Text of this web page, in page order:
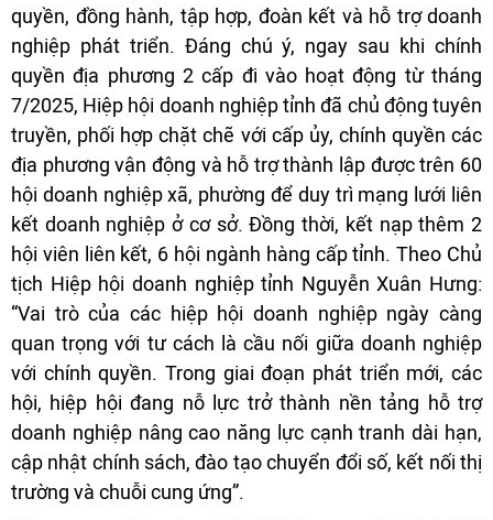
quyền, đồng hành, tập hợp, đoàn kết và hỗ trợ doanh
nghiệp phát triển. Đáng chú ý, ngay sau khi chính
quyền địa phương 2 cấp đi vào hoạt động từ tháng
7/2025, Hiệp hội doanh nghiệp tỉnh đã chủ động tuyên
truyền, phối hợp chặt chẽ với cấp ủy, chính quyền các
địa phương vận động và hỗ trợ thành lập được trên 60
hội doanh nghiệp xã, phường để duy trì mạng lưới liên
kết doanh nghiệp ở cơ sở. Đồng thời, kết nạp thêm 2
hội viên liên kết, 6 hội ngành hàng cấp tỉnh. Theo Chủ
tịch Hiệp hội doanh nghiệp tỉnh Nguyễn Xuân Hưng:
“Vai trò của các hiệp hội doanh nghiệp ngày càng
quan trọng với tư cách là cầu nối giữa doanh nghiệp
với chính quyền. Trong giai đoạn phát triển mới, các
hội, hiệp hội đang nỗ lực trở thành nền tảng hỗ trợ
doanh nghiệp nâng cao năng lực cạnh tranh dài hạn,
cập nhật chính sách, đào tạo chuyển đổi số, kết nối thị
trường và chuỗi cung ứng”.